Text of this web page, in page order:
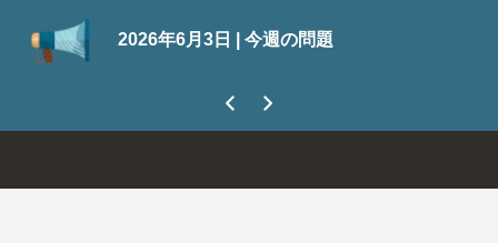
2026年6月3日 | 今週の問題